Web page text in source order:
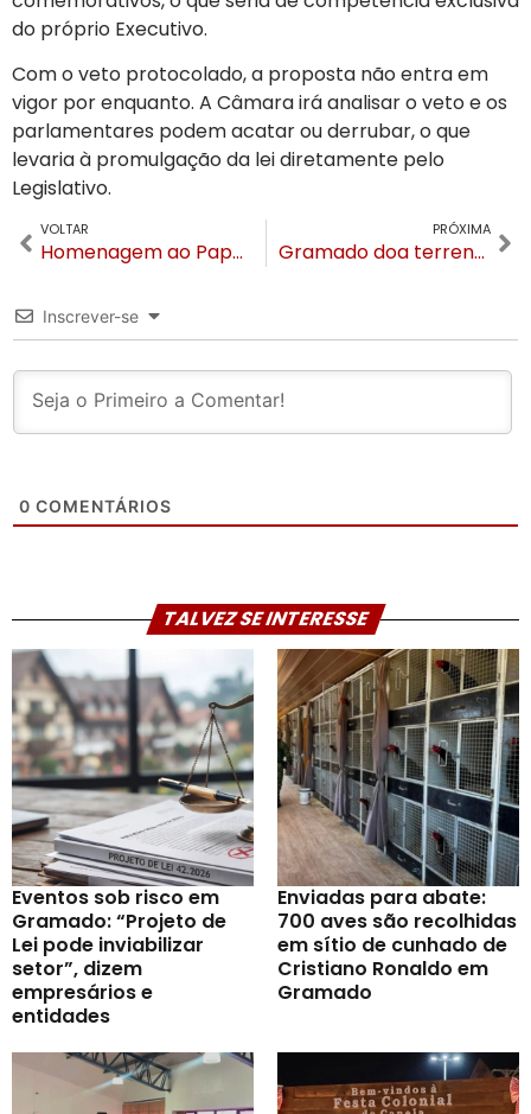
do próprio Executivo.
Com o veto protocolado, a proposta não entra em
vigor por enquanto. A Câmara irá analisar o veto e os
parlamentares podem acatar ou derrubar, o que
levaria à promulgação da lei diretamente pelo
Legislativo.
VOLTAR
Homenagem ao Papa Francisco na Catedral de Pedra de Canela segue até domingo
PRÓXIMA
Gramado doa terreno de 16 hectares para construção do Instituto Federal que terá mais de mil alunos
Inscrever-se
0 COMENTÁRIOS
TALVEZ SE INTERESSE
Eventos sob risco em
Gramado: “Projeto de
Lei pode inviabilizar
setor”, dizem
empresários e
entidades
Enviadas para abate:
700 aves são recolhidas
em sítio de cunhado de
Cristiano Ronaldo em
Gramado